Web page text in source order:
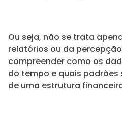
Ou seja, não se trata
relatórios ou da
compreender como os
do tempo e quais
de uma estrutura